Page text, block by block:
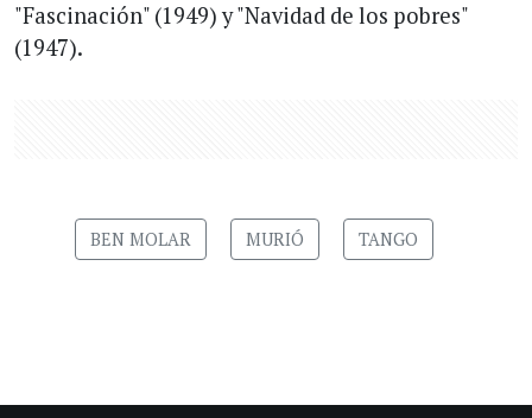
"Fascinación" (1949) y "Navidad de los pobres"
(1947).
BEN MOLAR MURIÓ TANGO